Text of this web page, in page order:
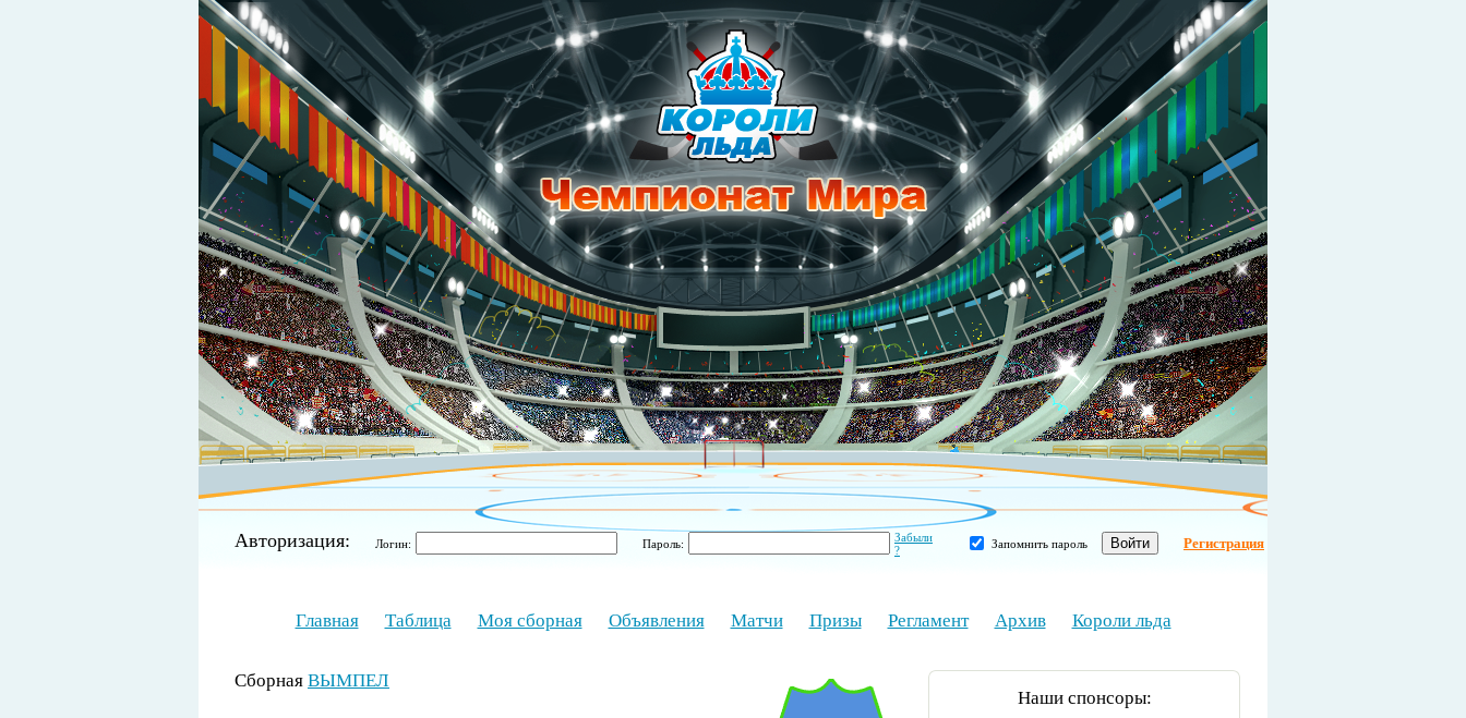
Авторизация: Логин: Пароль:
Забыли
?
Запомнить пароль Регистрация
Главная Таблица Моя сборная Объявления Матчи Призы Регламент Архив Короли льда
Сборная ВЫМПЕЛ
Наши спонсоры: